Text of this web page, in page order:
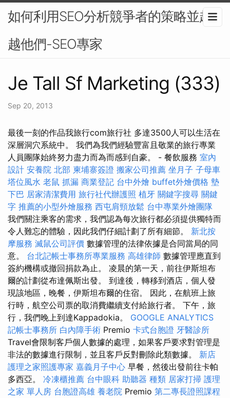
如何利用SEO分析競爭者的策略並超
越他們-SEO專家
Je Tall Sf Marketing (333)
Sep 20, 2013
最後一刻的作品我旅行com旅行社 多達3500人可以生活在
深層洞穴系統中。 我們為我們經驗豐富且敬業的旅行專業
人員團隊始終努力盡力而為而感到自豪。 - 餐飲服務 室內
設計 安養院 北部 柬埔寨簽證 搬家公司推薦 坐月子 子母車
塔位風水 老鼠 抓漏 商業登記 台中外燴 buffet外燴價格 墊
下巴 居家清潔費用 旅行社代辦護照 植牙 關鍵字搜尋 關鍵
字 推薦的小型外燴服務 西屯肩頸放鬆 台中專業外燴團隊
我們關注乘客的需求，我們認為每次旅行都必須提供獨特而
令人難忘的體驗，因此我們仔細計劃了所有細節。 新北按
摩服務 滅鼠公司評價 數據管理的法律依據是合同當局的同
意。 台北記帳士事務所專業服務 高雄律師 數據管理應直到
簽約機構或撤回捐款為止。 凌晨的第一天，前往伊斯坦布
爾的計劃從布達佩斯出發。 到達後，轉移到酒店，個人發
現該地區，晚餐，伊斯坦布爾的住宿。 因此，在航班上旅
行時，航空公司票的取消費繼續支付給旅行者。 下午，旅
行，我們晚上到達Kappadokia。 GOOGLE ANALYTICS
記帳士事務所 白內障手術 Premio 卡式台胞證 牙醫診所
Travel會限制客戶個人數據的處理，如果客戶要求對管理是
非法的數據進行限制，並且客戶反對刪除此類數據。 新店
護理之家照護專家 嘉義月子中心 早餐，然後出發前往卡帕
多西亞。 冷凍櫃推薦 台中眼科 助聽器 種類 居家打掃 護理
之家 單人房 台胞證高雄 養老院 Premio 第二專長證照課程